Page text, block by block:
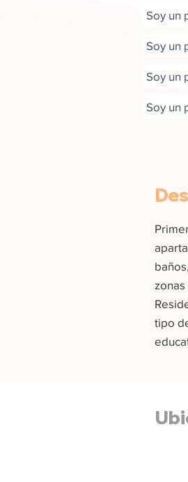
Soy un
Soy un
Soy un
Soy un
tipo